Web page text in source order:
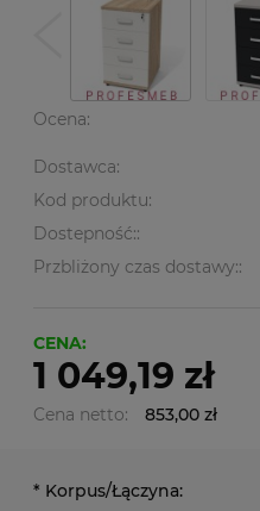
Ocena:
Dostawca:
Kod produktu:
Dostepność::
Przbliżony czas dostawy::
CENA:
1 049,19 zł
Cena netto: 853,00 zł
* Korpus/Łączyna: